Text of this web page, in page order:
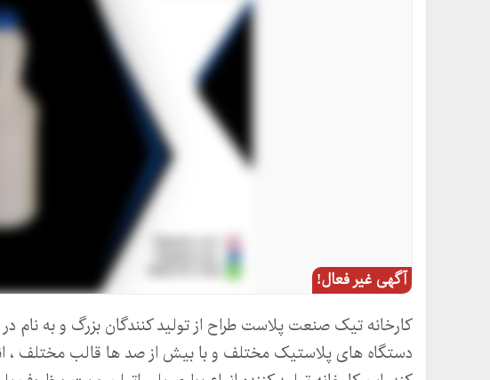
آگهی غیر فعال!
کارخانه تیک صنعت پلاست طراح از تولید کنندگان بزرگ و به نام
دستگاه های پلاستیک مختلف و با بیش از صد ها قالب مختلف ،